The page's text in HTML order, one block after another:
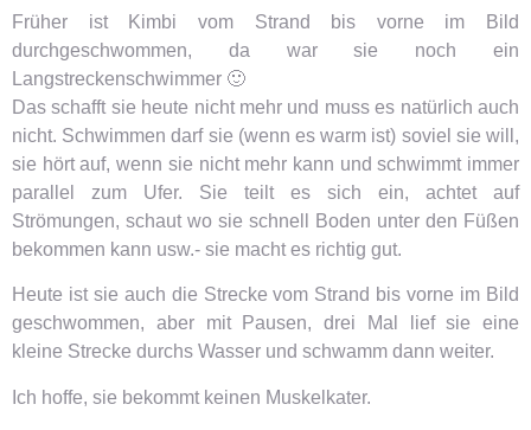
Früher ist Kimbi vom Strand bis vorne im Bild
durchgeschwommen, da war sie noch ein
Langstreckenschwimmer 🙂
Das schafft sie heute nicht mehr und muss es natürlich auch
nicht. Schwimmen darf sie (wenn es warm ist) soviel sie will,
sie hört auf, wenn sie nicht mehr kann und schwimmt immer
parallel zum Ufer. Sie teilt es sich ein, achtet auf
Strömungen, schaut wo sie schnell Boden unter den Füßen
bekommen kann usw.- sie macht es richtig gut.
Heute ist sie auch die Strecke vom Strand bis vorne im Bild
geschwommen, aber mit Pausen, drei Mal lief sie eine
kleine Strecke durchs Wasser und schwamm dann weiter.
Ich hoffe, sie bekommt keinen Muskelkater.